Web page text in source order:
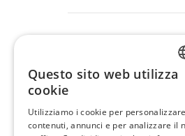
L'arte giapponese ha
dell'influenza, si erge come un
uno sfondo ma il soggetto
interno.
Composizioni di fiori di ciliegio
Questo sito web utilizza
cookie
Utilizziamo i cookie per personalizzare
contenuti, annunci e per analizzare il